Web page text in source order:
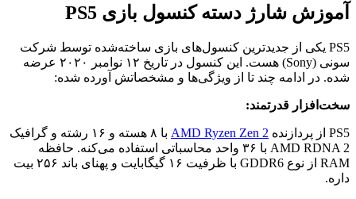
آموزش شارژ دسته کنسول بازی PS5
PS5 یکی
از جدیدترین کنسول‌های بازی ساخته‌شده توسط شرکت
سونی (Sony) هست. این
کنسول
در تاریخ ۱۲ نوامبر ۲۰۲۰ عرضه
شده. در ادامه چند تا از ویژگی‌ها و مشخصاتش آورده شده:
سخت‌افزار قدرتمند:
PS5 از پردازنده AMD Ryzen Zen 2
با ۸ هسته و ۱۶ رشته و گرافیک
AMD RDNA 2 با ۳۶ واحد محاسباتی استفاده می‌کنه. حافظه
RAM از نوع GDDR6 با ظرفیت ۱۶ گیگابایت و پهنای باند ۲۵۶ بیت
داره.